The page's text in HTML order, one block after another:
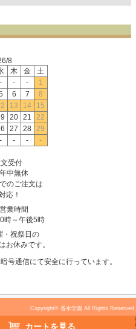
8
木 金
土
- - -
1
6 7
8
13 14
15
20 21
22
27 28 29
- - - -
受付
中無休
のご注文は
応！
業時間
時～午後5時
・祝祭日の
お休みです。
号通信にて安全に行っています。
Copyright© 香水学園 All Rights Reserved.
カートを見る